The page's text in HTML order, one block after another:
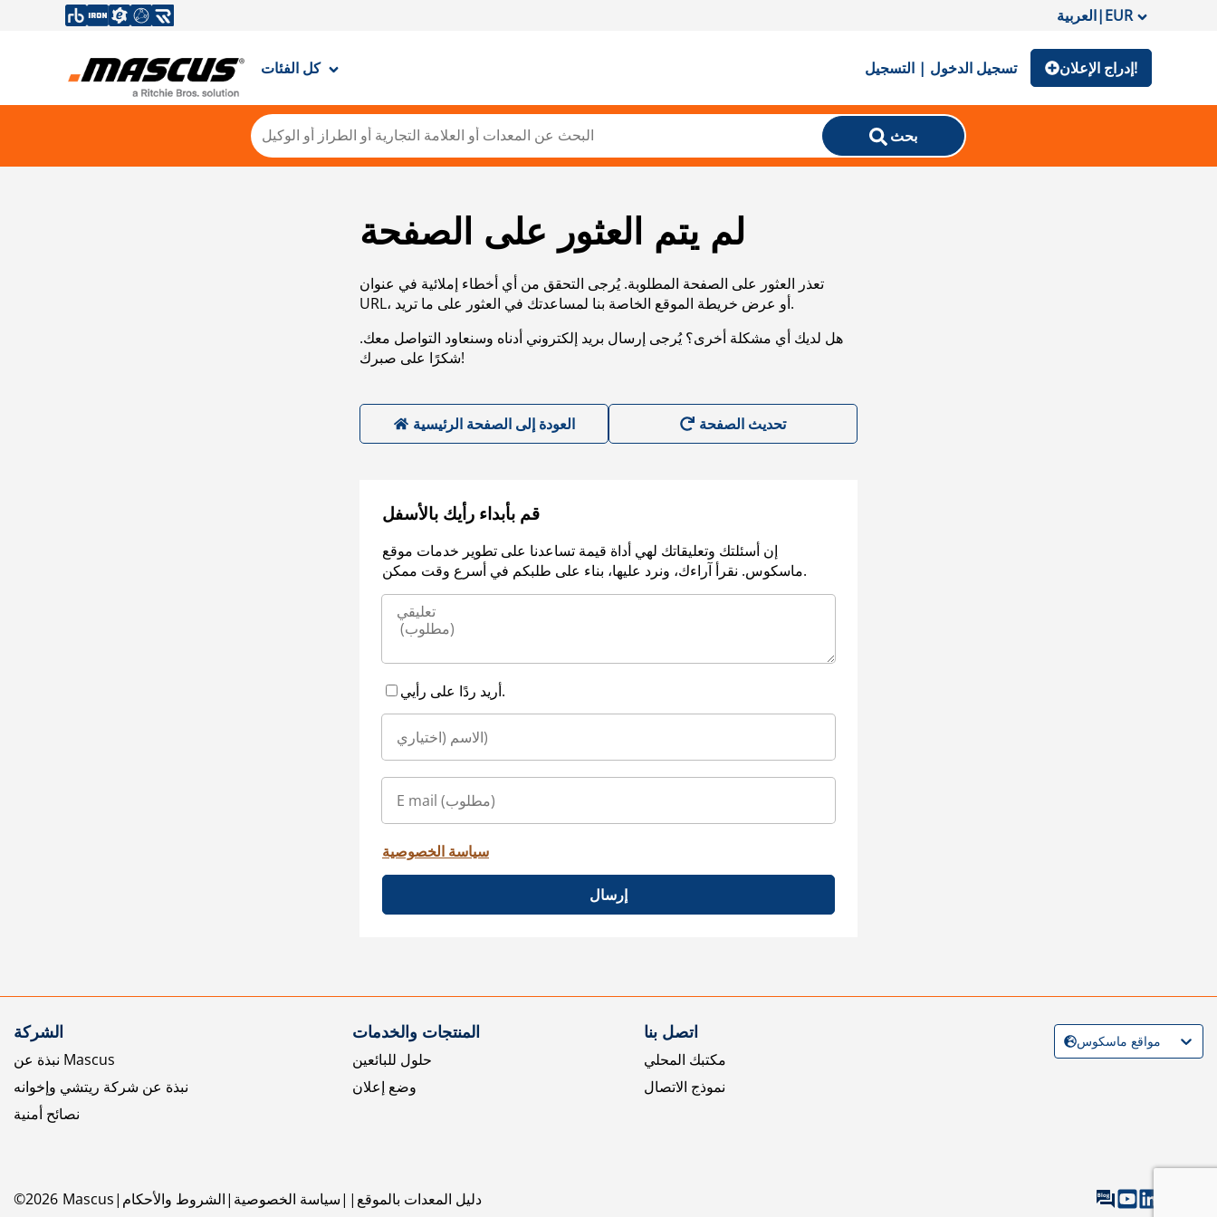
العربية|EUR
كل الفئات تسجيل الدخول | التسجيل إدراج الإعلان!
بحث
لم يتم العثور على الصفحة
تعذر العثور على الصفحة المطلوبة. يُرجى التحقق من أي أخطاء إملائية في عنوان
URL، أو عرض خريطة الموقع الخاصة بنا لمساعدتك في العثور على ما تريد.
هل لديك أي مشكلة أخرى؟ يُرجى إرسال بريد إلكتروني أدناه وسنعاود التواصل معك.
شكرًا على صبرك!
العودة إلى الصفحة الرئيسية
قم بأبداء رأيك بالأسفل
إن أسئلتك وتعليقاتك لهي أداة قيمة تساعدنا على تطوير خدمات موقع
ماسكوس. نقرأ آراءك، ونرد عليها، بناء على طلبكم في أسرع وقت ممكن.
أريد ردًا على رأيي.
سياسة الخصوصية
إرسال
الشركة
نبذة عن Mascus
نبذة عن شركة ريتشي وإخوانه
نصائح أمنية
المنتجات والخدمات
حلول للبائعين
وضع إعلان
اتصل بنا
مكتبك المحلي
نموذج الاتصال
©2026 Mascus الشروط والأحكام سياسة الخصوصية دليل المعدات بالموقع
مواقع ماسكوس